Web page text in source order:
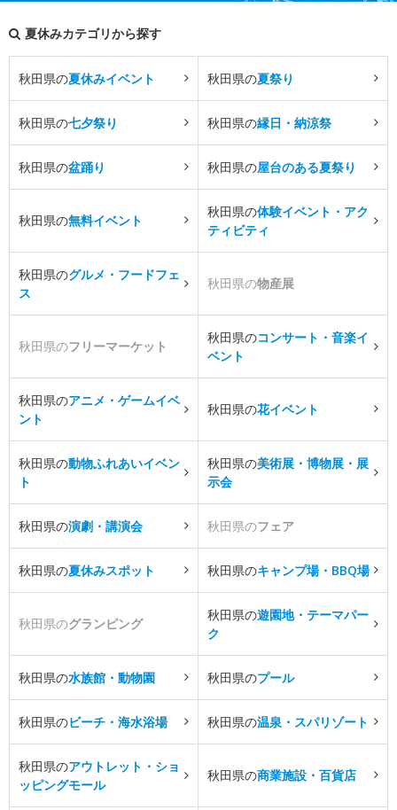
夏休みカテゴリから探す
秋田県の夏休みイベント 秋田県の夏祭り
秋田県の七夕祭り 秋田県の縁日・納涼祭
秋田県の盆踊り 秋田県の屋台のある夏祭り
秋田県の無料イベント
秋田県の体験イベント・アク
ティビティ
秋田県のグルメ・フードフェ
ス
秋田県の物産展
秋田県のフリーマーケット
秋田県のコンサート・音楽イ
ベント
秋田県のアニメ・ゲームイベ
ント
秋田県の花イベント
秋田県の動物ふれあいイベン
ト
秋田県の美術展・博物展・展
示会
秋田県の演劇・講演会 秋田県のフェア
秋田県の夏休みスポット 秋田県のキャンプ場・BBQ場
秋田県のグランピング
秋田県の遊園地・テーマパー
ク
秋田県の水族館・動物園 秋田県のプール
秋田県のビーチ・海水浴場 秋田県の温泉・スパリゾート
秋田県のアウトレット・ショ
ッピングモール
秋田県の商業施設・百貨店